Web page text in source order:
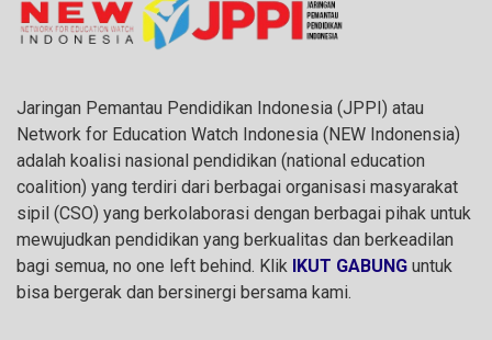
Jaringan Pemantau Pendidikan Indonesia (JPPI) atau
Network for Education Watch Indonesia (NEW Indonensia)
adalah koalisi nasional pendidikan (national education
coalition) yang terdiri dari berbagai organisasi masyarakat
sipil (CSO) yang berkolaborasi dengan berbagai pihak untuk
mewujudkan pendidikan yang berkualitas dan berkeadilan
bagi semua, no one left behind. Klik IKUT GABUNG untuk
bisa bergerak dan bersinergi bersama kami.